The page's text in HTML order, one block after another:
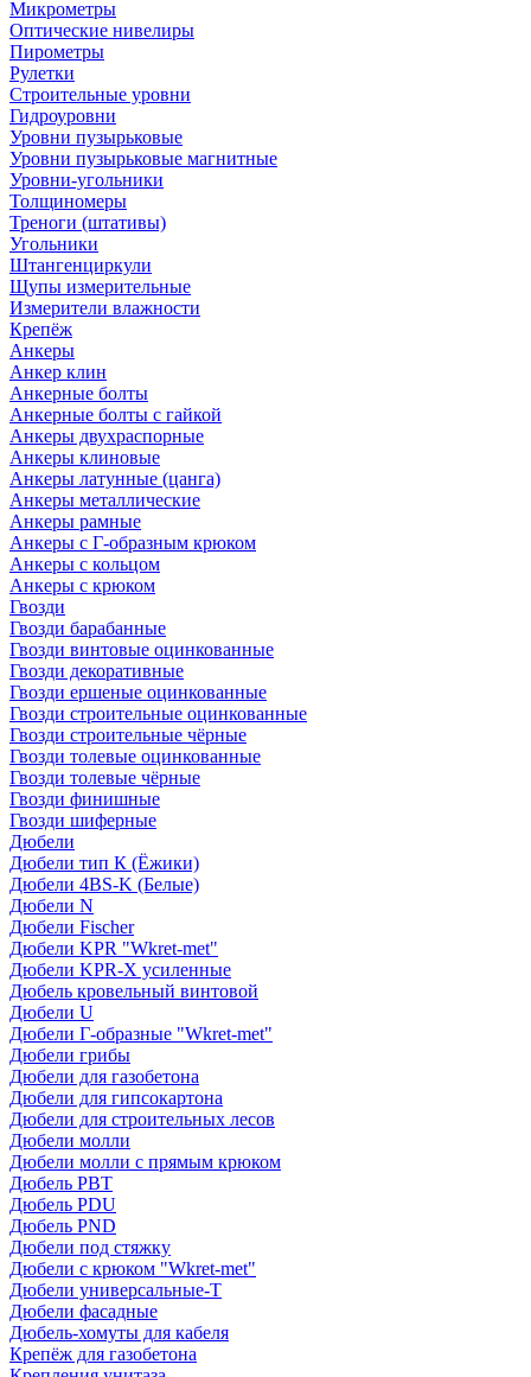
Микрометры
Оптические нивелиры
Пирометры
Рулетки
Строительные уровни
Гидроуровни
Уровни пузырьковые
Уровни пузырьковые магнитные
Уровни-угольники
Толщиномеры
Треноги (штативы)
Угольники
Штангенциркули
Щупы измерительные
Измерители влажности
Крепёж
Анкеры
Анкер клин
Анкерные болты
Анкерные болты с гайкой
Анкеры двухраспорные
Анкеры клиновые
Анкеры латунные (цанга)
Анкеры металлические
Анкеры рамные
Анкеры с Г-образным крюком
Анкеры с кольцом
Анкеры с крюком
Гвозди
Гвозди барабанные
Гвозди винтовые оцинкованные
Гвозди декоративные
Гвозди ершеные оцинкованные
Гвозди строительные оцинкованные
Гвозди строительные чёрные
Гвозди толевые оцинкованные
Гвозди толевые чёрные
Гвозди финишные
Гвозди шиферные
Дюбели
Дюбели тип К (Ёжики)
Дюбели 4BS-K (Белые)
Дюбели N
Дюбели Fischer
Дюбели KPR "Wkret-met"
Дюбели KPR-Х усиленные
Дюбель кровельный винтовой
Дюбели U
Дюбели Г-образные "Wkret-met"
Дюбели грибы
Дюбели для газобетона
Дюбели для гипсокартона
Дюбели для строительных лесов
Дюбели молли
Дюбели молли с прямым крюком
Дюбель PBT
Дюбель PDU
Дюбель PND
Дюбели под стяжку
Дюбели с крюком "Wkret-met"
Дюбели универсальные-Т
Дюбели фасадные
Дюбель-хомуты для кабеля
Крепёж для газобетона